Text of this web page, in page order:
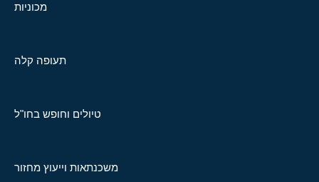
מכוניות
תעופה קלה
טיולים וחופש בחו"ל
משכנתאות וייעוץ מחזור